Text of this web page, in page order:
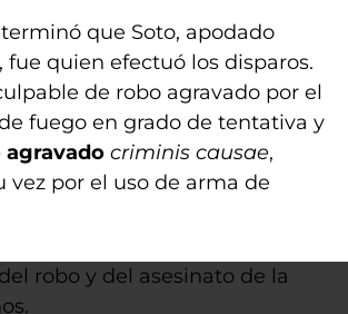
que Soto, apodado
fue quien efectuó los disparos.
de robo agravado por el
fuego en grado de tentativa y
criminis causae,
vez por el uso de arma de